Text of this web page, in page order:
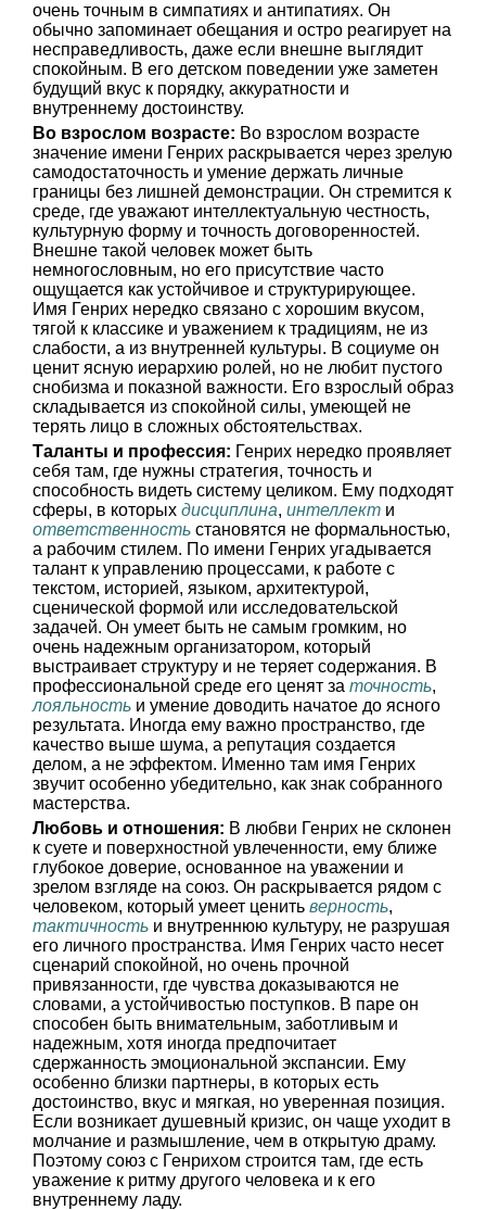
очень точным в симпатиях и антипатиях. Он
обычно запоминает обещания и остро реагирует на
несправедливость, даже если внешне выглядит
спокойным. В его детском поведении уже заметен
будущий вкус к порядку, аккуратности и
внутреннему достоинству.
Во взрослом возрасте: Во взрослом возрасте
значение имени Генрих раскрывается через зрелую
самодостаточность и умение держать личные
границы без лишней демонстрации. Он стремится к
среде, где уважают интеллектуальную честность,
культурную форму и точность договоренностей.
Внешне такой человек может быть
немногословным, но его присутствие часто
ощущается как устойчивое и структурирующее.
Имя Генрих нередко связано с хорошим вкусом,
тягой к классике и уважением к традициям, не из
слабости, а из внутренней культуры. В социуме он
ценит ясную иерархию ролей, но не любит пустого
снобизма и показной важности. Его взрослый образ
складывается из спокойной силы, умеющей не
терять лицо в сложных обстоятельствах.
Таланты и профессия: Генрих нередко проявляет
себя там, где нужны стратегия, точность и
способность видеть систему целиком. Ему подходят
сферы, в которых дисциплина, интеллект и
ответственность становятся не формальностью,
а рабочим стилем. По имени Генрих угадывается
талант к управлению процессами, к работе с
текстом, историей, языком, архитектурой,
сценической формой или исследовательской
задачей. Он умеет быть не самым громким, но
очень надежным организатором, который
выстраивает структуру и не теряет содержания. В
профессиональной среде его ценят за точность,
лояльность и умение доводить начатое до ясного
результата. Иногда ему важно пространство, где
качество выше шума, а репутация создается
делом, а не эффектом. Именно там имя Генрих
звучит особенно убедительно, как знак собранного
мастерства.
Любовь и отношения: В любви Генрих не склонен
к суете и поверхностной увлеченности, ему ближе
глубокое доверие, основанное на уважении и
зрелом взгляде на союз. Он раскрывается рядом с
человеком, который умеет ценить верность,
тактичность и внутреннюю культуру, не разрушая
его личного пространства. Имя Генрих часто несет
сценарий спокойной, но очень прочной
привязанности, где чувства доказываются не
словами, а устойчивостью поступков. В паре он
способен быть внимательным, заботливым и
надежным, хотя иногда предпочитает
сдержанность эмоциональной экспансии. Ему
особенно близки партнеры, в которых есть
достоинство, вкус и мягкая, но уверенная позиция.
Если возникает душевный кризис, он чаще уходит в
молчание и размышление, чем в открытую драму.
Поэтому союз с Генрихом строится там, где есть
уважение к ритму другого человека и к его
внутреннему ладу.